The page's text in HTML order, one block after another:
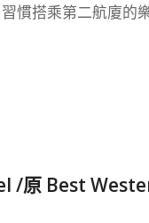
慣搭乘第二航廈的
/原 Best